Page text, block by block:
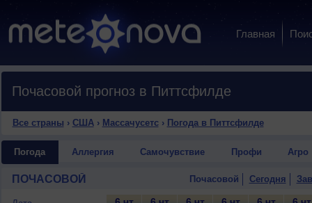
Главная
Почасовой прогноз в Питтсфилде
Все страны › США› Массачусетс› Погода в Питтсфилде
Погода Аллергия Самочувствие Профи Агро
ПОЧАСОВОЙ Почасовой Сегодня